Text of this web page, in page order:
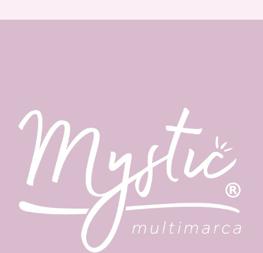
100% de reducción de la descamación
Modo de uso